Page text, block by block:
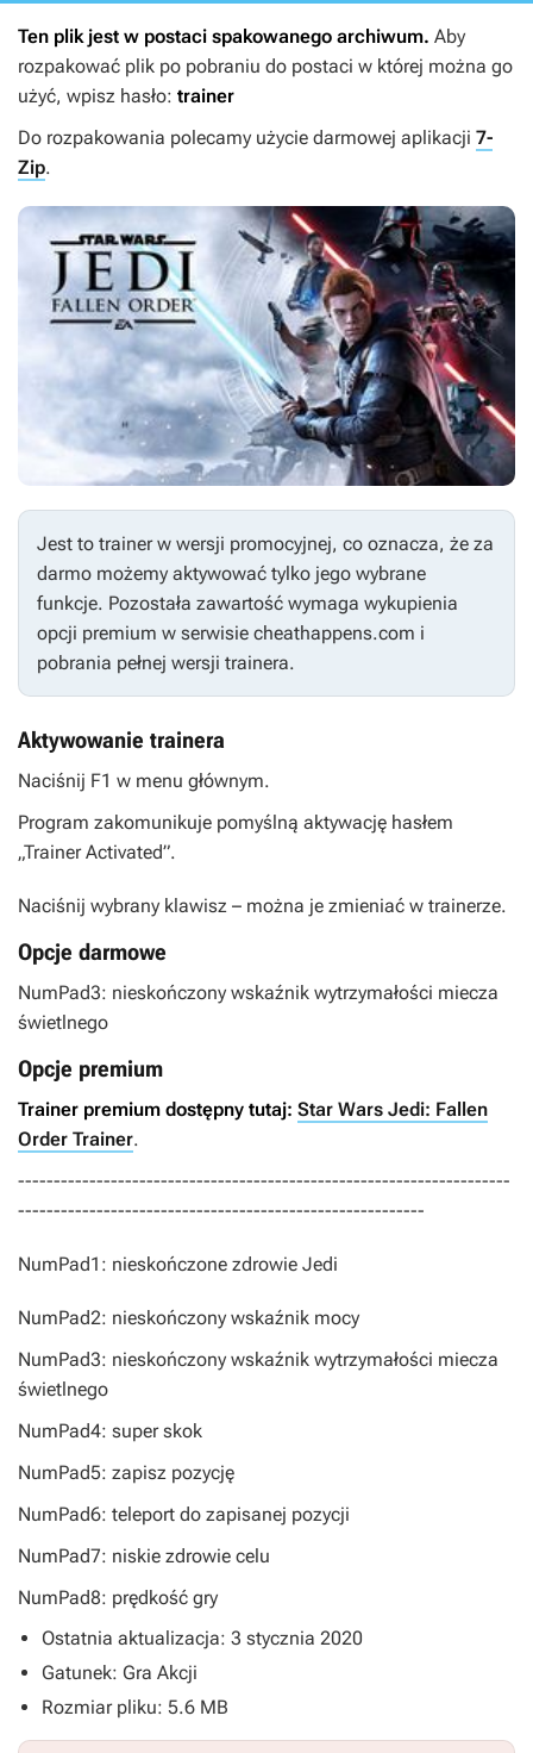
Ten plik jest w postaci spakowanego archiwum. Aby
rozpakować plik po pobraniu do postaci w której można go
użyć, wpisz hasło: trainer
Do rozpakowania polecamy użycie darmowej aplikacji 7-
Zip.
Jest to trainer w wersji promocyjnej, co oznacza, że za
darmo możemy aktywować tylko jego wybrane
funkcje. Pozostała zawartość wymaga wykupienia
opcji premium w serwisie cheathappens.com i
pobrania pełnej wersji trainera.
Aktywowanie trainera
Naciśnij F1 w menu głównym.
Program zakomunikuje pomyślną aktywację hasłem
„Trainer Activated”.
Naciśnij wybrany klawisz – można je zmieniać w trainerze.
Opcje darmowe
NumPad3: nieskończony wskaźnik wytrzymałości miecza
świetlnego
Opcje premium
Trainer premium dostępny tutaj: Star Wars Jedi: Fallen
Order Trainer.
---------------------------------------------------------------------
---------------------------------------------------------
NumPad1: nieskończone zdrowie Jedi
NumPad2: nieskończony wskaźnik mocy
NumPad3: nieskończony wskaźnik wytrzymałości miecza
świetlnego
NumPad4: super skok
NumPad5: zapisz pozycję
NumPad6: teleport do zapisanej pozycji
NumPad7: niskie zdrowie celu
NumPad8: prędkość gry
Ostatnia aktualizacja: 3 stycznia 2020
Gatunek: Gra Akcji
Rozmiar pliku: 5.6 MB